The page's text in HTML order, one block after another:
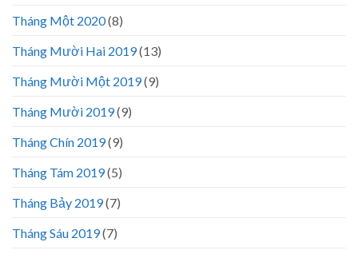
Tháng Một 2020(8)
Tháng Mười Hai 2019(13)
Tháng Mười Một 2019(9)
Tháng Mười 2019(9)
Tháng Chín 2019(9)
Tháng Tám 2019(5)
Tháng Bảy 2019(7)
Tháng Sáu 2019(7)